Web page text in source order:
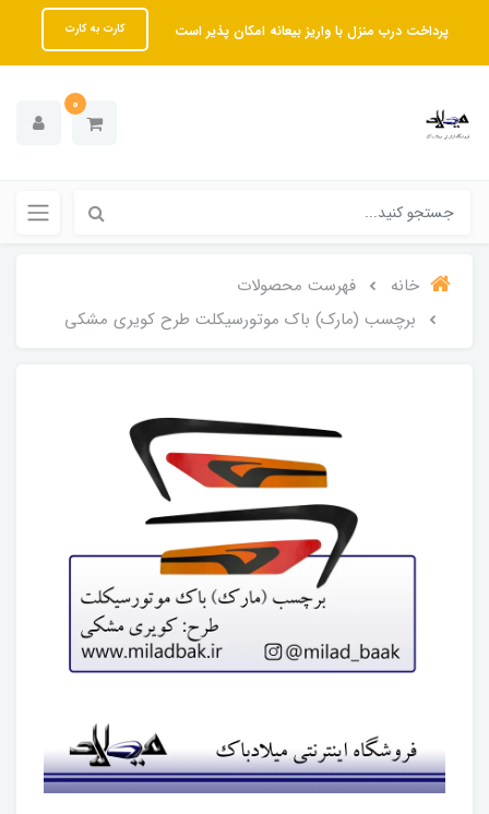
پرداخت درب منزل با واریز بیعانه امکان پذیر است کارت به کارت
0
خانه
فهرست محصولات
برچسب (مارک) باک موتورسیکلت طرح کویری مشکی